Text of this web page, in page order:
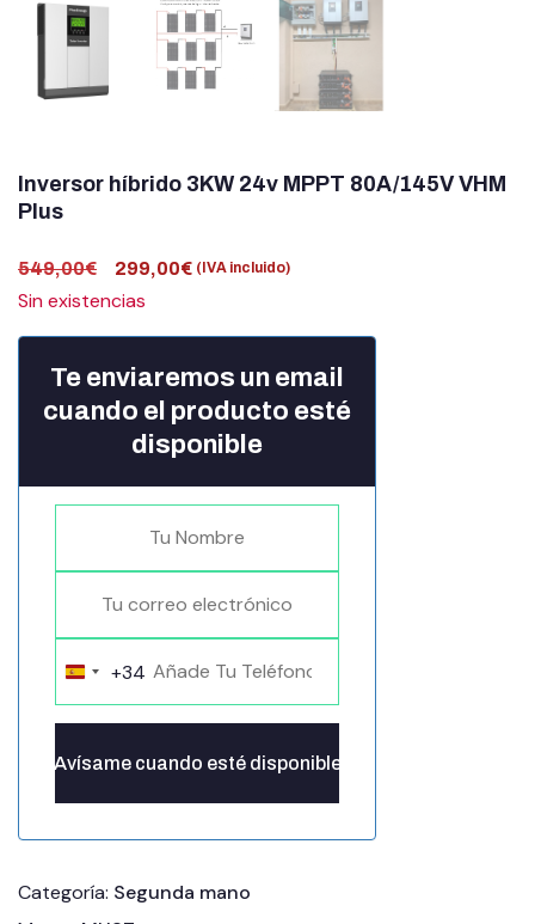
Inversor híbrido 3KW 24v MPPT 80A/145V VHM
Plus
549,00€ 299,00€ (IVA incluido)
Sin existencias
Te enviaremos un email
cuando el producto esté
disponible
Spain
+34
+34
Categoría: Segunda mano